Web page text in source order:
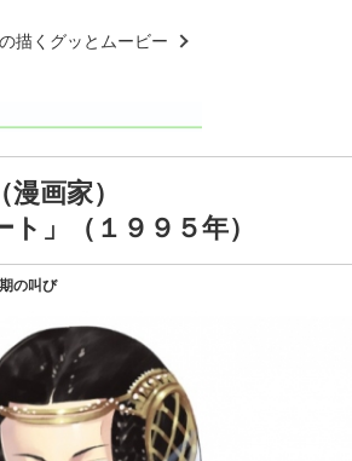
描くグッとムービー
画家）
ト」（１９９５年）
の叫び